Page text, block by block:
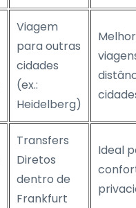
Viagem
para outras
cidades
(ex.:
Heidelberg)
Transfers
Diretos
dentro de
Frankfurt
Ideal